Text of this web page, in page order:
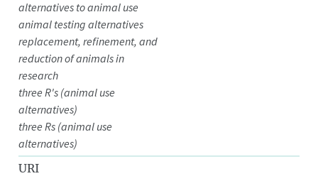
alternatives to animal use
animal testing alternatives
replacement, refinement, and
reduction of animals in
research
three R's (animal use
alternatives)
three Rs (animal use
alternatives)
URI